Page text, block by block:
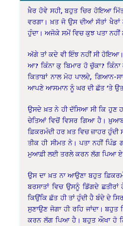
ਖ਼ੈਰ ਹੋਵੇ ਸਹੀ, ਬਹੁਤ ਚਿਰ ਹੋਇਆ
ਵਰਗਾ। ਖ਼ਤ ਜੋ ਉਸ ਦੀਆਂ ਸੱਤਾਂ ਖੈਰਾਂ
ਹੁੰਦਾ। ਅਜੋਕੇ ਸਮੇਂ ਵਿਚ ਕੁਝ ਪਤਾ ਨਹੀਂ
ਅੱਗੇ ਤਾਂ ਕਦੇ ਵੀ ਇੰਝ ਨਹੀਂ ਸੀ ਹੋਇਆ।
ਆ? ਕਿੰਨਾ ਕੁ ਬਿਮਾਰ ਹੋ ਚੁੱਕਾ?
ਕਿਤਾਬਾਂ ਨਾਲ ਮੋਹ ਪਾਲਦੇ,
ਆਪਣੇ ਆਸਮਾਨ ਨੂੰ ਘਰ ਦੀ ਛੱਤ ‘ਤੇ
ਉਸਦੇ ਖ਼ਤ ਨੇ ਹੀ ਦੱਸਿਆ ਸੀ ਕਿ ਹੁਣ
ਚੇਤਿਆਂ ਵਿਚੋਂ ਵਿਸਰ ਗਿਆ ਹੈ। ਖ਼ੁਆਬ
ਫ਼ਿਕਰਮੰਦੀ ਹਰ ਖ਼ਤ ਵਿਚ ਜ਼ਾਹਰ
ਤੀਕ ਹੀ ਸੀਮਤ ਨੇ। ਪਤਾ ਨਹੀਂ
ਮੁਆਫ਼ੀ ਲਈ ਤਰਲੇ ਕਰਨ ਲੱਗ ਪਿਆ
ਉਸ ਦਾ ਖ਼ਤ ਨਾ ਆਉਣਾ ਬਹੁਤ
ਬਰਸਾਤਾਂ ਵਿਚ ਉਸਨੂੰ ਡਿੱਗਦੇ
ਕਿਉਂਕਿ ਛੱਤ ਹੀ ਤਾਂ ਹੁੰਦੀ ਹੈ ਬੰਦੇ ਦੇ
ਸੁਣਾਉਣ ਜੋਗਾ ਹੀ ਰਹਿ ਜਾਂਦਾ।
ਕਰਨ ਲੱਗ ਪਿਆ ਹੈ। ਬਹੁਤ ਔਖਾ ਹੋ